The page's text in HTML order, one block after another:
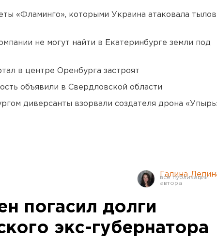
«Фламинго», которыми Украина атаковала
не могут найти в Екатеринбурге земли под
в центре Оренбурга застроят
объявили в Свердловской области
диверсанты взорвали создателя дрона
Галина
погасил долги
экс-губернатора